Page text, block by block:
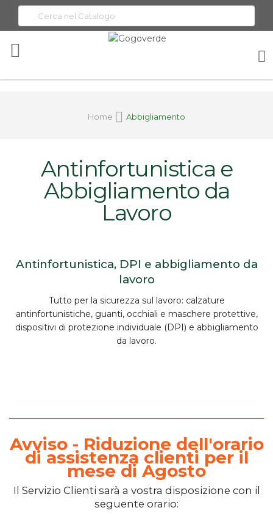
Home Abbigliamento
Antinfortunistica e
Abbigliamento da
Lavoro
Antinfortunistica, DPI e abbigliamento da
lavoro
Tutto per la sicurezza sul lavoro: calzature
antinfortunistiche, guanti, occhiali e maschere protettive,
dispositivi di protezione individuale (DPI) e abbigliamento
da lavoro.
Avviso - Riduzione dell'orario
di assistenza clienti per il
mese di Agosto
Il Servizio Clienti sarà a vostra disposizione con il
seguente orario: